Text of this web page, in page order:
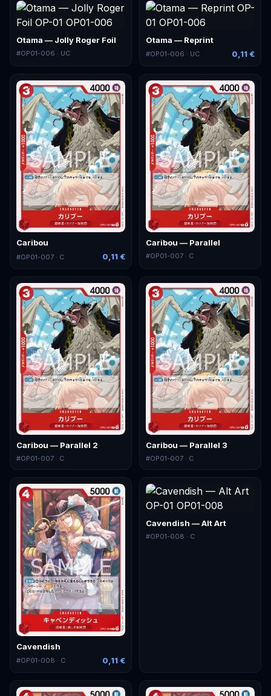
Otama — Jolly Roger Foil
#OP01-006 · UC
Otama — Reprint
#OP01-006 · UC 0,11 €
Caribou
#OP01-007 · C 0,11 €
Caribou — Parallel
#OP01-007 · C
Caribou — Parallel 2
#OP01-007 · C
Caribou — Parallel 3
#OP01-007 · C
Cavendish
#OP01-008 · C 0,11 €
Cavendish — Alt Art
#OP01-008 · C